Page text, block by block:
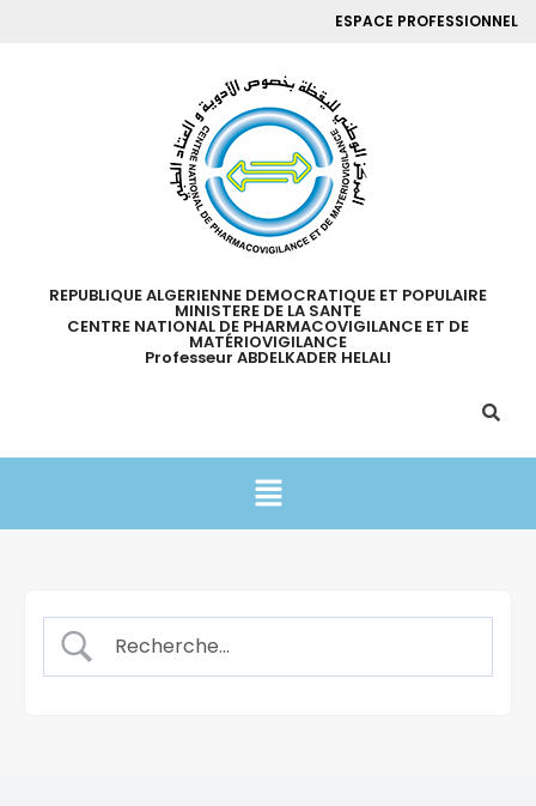
ESPACE PROFESSIONNEL
REPUBLIQUE ALGERIENNE DEMOCRATIQUE ET POPULAIRE
MINISTERE DE LA SANTE
CENTRE NATIONAL DE PHARMACOVIGILANCE ET DE
MATÉRIOVIGILANCE
Professeur ABDELKADER HELALI